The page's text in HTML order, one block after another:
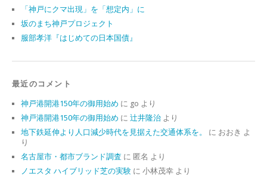
「神戸にクマ出現」を「想定内」に
坂のまち神戸プロジェクト
服部孝洋『はじめての日本国債』
最近のコメント
神戸港開港150年の御用始め に go より
神戸港開港150年の御用始め に 辻井隆治 より
地下鉄延伸より人口減少時代を見据えた交通体系を。
に おおき よ
り
名古屋市・都市ブランド調査 に 匿名 より
ノエスタ ハイブリッド芝の実験 に 小林茂幸 より